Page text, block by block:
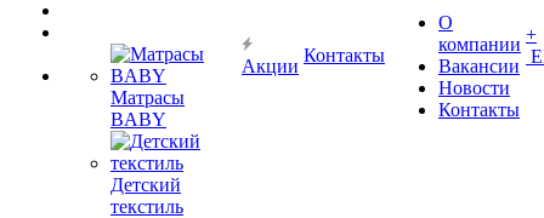
Матрасы
BABY
Детский
текстиль
Акции
Контакты
О
компании
Вакансии
Новости
Контакты
+